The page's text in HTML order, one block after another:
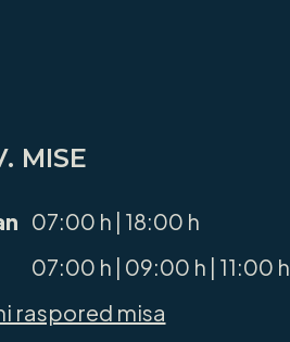
MISE
07:00 h | 18:00 h
07:00 h | 09:00 h | 11:00 h
raspored misa